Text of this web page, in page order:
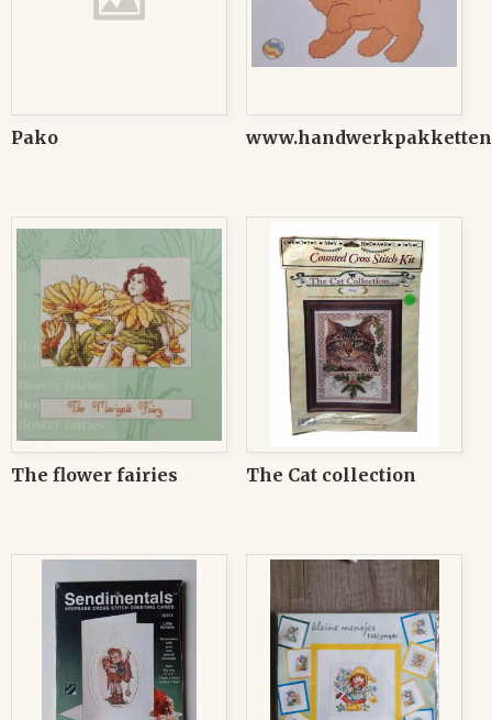
Pako
The flower fairies The Cat collection